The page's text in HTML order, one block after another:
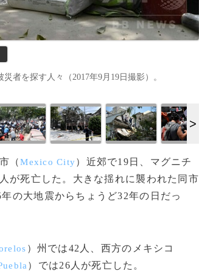
者を探す人々（2017年9月19日撮影）。
（Mexico City）近郊で19日、マグニチ
が死亡した。大きな揺れに襲われた同市
の大地震からちょうど32年の日だっ
）州では42人、西方のメキシコ
）では26人が死亡した。